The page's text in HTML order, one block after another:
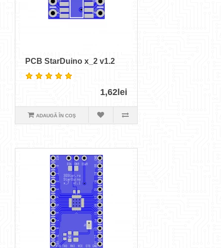
PCB StarDuino x_2 v1.2
1,62lei
ADAUGĂ ÎN COŞ